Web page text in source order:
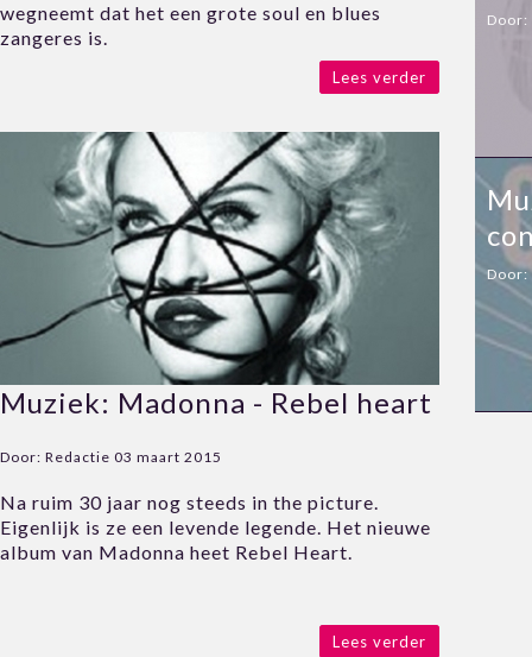
wegneemt dat het een grote soul en blues
zangeres is.
Lees verder
Muziek: Madonna - Rebel heart
Door: Redactie 03 maart 2015
Na ruim 30 jaar nog steeds in the picture.
Eigenlijk is ze een levende legende. Het nieuwe
album van Madonna heet Rebel Heart.
Lees verder
Door:
Door: